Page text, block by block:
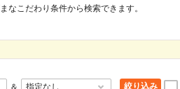
なこだわり条件から検索できます。
＆ 絞り込み